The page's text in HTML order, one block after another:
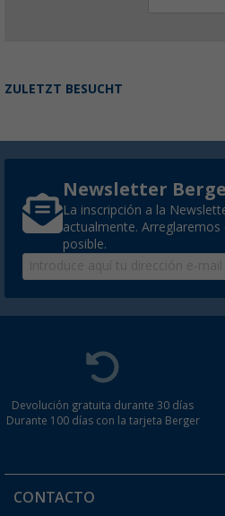
ZULETZT BESUCHT
Newsletter
La inscripción a la
actualmente.
posible.
Devolución gratuita durante 30 días
Durante 100 días con la tarjeta Berger
CONTACTO